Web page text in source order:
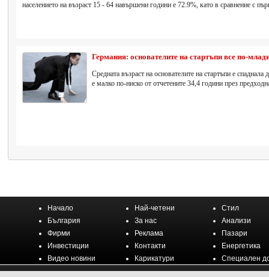
населението на възраст 15 - 64 навършени години е 72.9%, като в сравнение с
Германия: основателите на стартъпи все по-
Средната възраст на основателите на стартъпи е
е малко по-ниско от отчетените 34,4 години през
Начало Най-четени
Стил
България
За нас
Анализи
Фирми
Реклама
Пазари
Инвестиции
Контакти
Енергетика
Видео новини
Карикатури Специален